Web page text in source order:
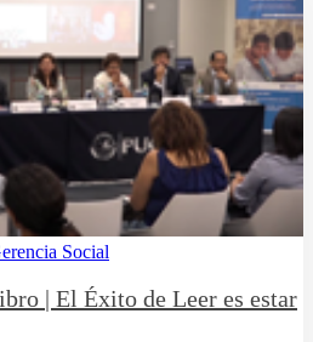
Social
| El Éxito de Leer es estar